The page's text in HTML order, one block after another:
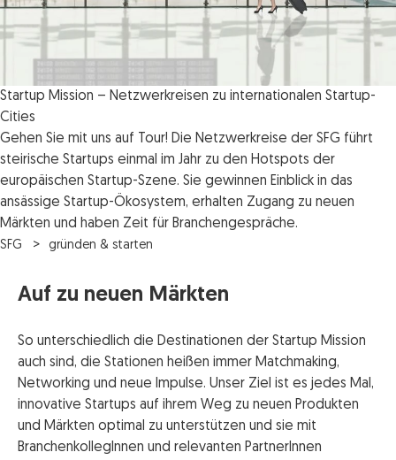
Startup Mission – Netzwerkreisen zu internationalen Startup-
Cities
Gehen Sie mit uns auf Tour! Die Netzwerkreise der SFG führt
steirische Startups einmal im Jahr zu den Hotspots der
europäischen Startup-Szene. Sie gewinnen Einblick in das
ansässige Startup-Ökosystem, erhalten Zugang zu neuen
Märkten und haben Zeit für Branchengespräche.
SFG gründen & starten
Auf zu neuen Märkten
So unterschiedlich die Destinationen der Startup Mission
auch sind, die Stationen heißen immer Matchmaking,
Networking und neue Impulse. Unser Ziel ist es jedes Mal,
innovative Startups auf ihrem Weg zu neuen Produkten
und Märkten optimal zu unterstützen und sie mit
BranchenkollegInnen und relevanten PartnerInnen